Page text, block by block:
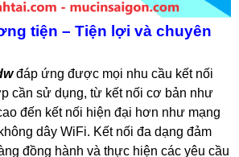
tiện – Tiện lợi và chuyên
đáp ứng được mọi nhu cầu kết nối
cần sử dụng, từ kết nối cơ bản như
đến kết nối hiện đại hơn như mạng
dây WiFi. Kết nối đa dạng đảm
đồng hành và thực hiện các yêu cầu